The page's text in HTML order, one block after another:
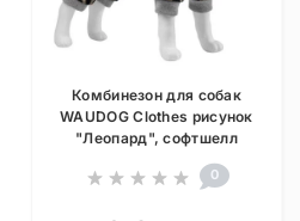
Комбинезон для собак
WAUDOG Clothes рисунок
"Леопард", софтшелл
0